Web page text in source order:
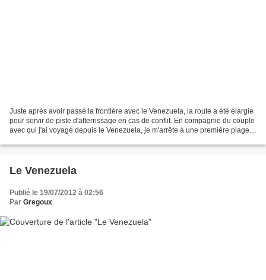
Juste après avoir passé la frontière avec le Venezuela, la route a été élargie
pour servir de piste d'atterrissage en cas de conflit. En compagnie du couple
avec qui j'ai voyagé depuis le Venezuela, je m'arrête à une première plage
Le Venezuela
Publié le 19/07/2012 à 02:56
Par Gregoux